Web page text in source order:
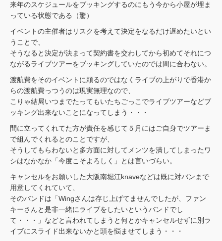
来年のスケジュールをブッキングするのにもう今から小屋が埋ま
っている状態である（驚）
イベントの主催者はリスクを考えて決定をなるだけ遅めたいとい
うことで、
そうなると決定が決まって契約書を交わしてから初めてそれにつ
ながるライブツアーをブッキングしていたのでは間に合わない。
渡航費をそのイベントに頼るのではなくライブの上がりで香港か
らの渡航費っつうのは現実無理なので、
こりゃ結局いつまでたってもいたちごっこでライブツアーなどブ
ッキング出来ないことになってしまう・・・
間に立ってくれてた方が責任を感じて５月にはご自身でツアーま
で組んでくれるとのことですが、
そうしてもらわないと多方面に対してメンツを潰してしまったワ
シはなかなか「今度こそよろしく」とは言いづらい。
キャンセルをお願いした大阪南堀江knaveなどは既に対バンまで
用意してくれていて、
そのバンドは「Wingさんは存じ上げてませんでしたが、ファン
キーさんと是非一緒にライブをしたいというバンドでし
て・・・」などと言われてしまうと何とかキャンセルせずに別ラ
イブにスライド出来ないかと頭を悩ませてしまう・・・